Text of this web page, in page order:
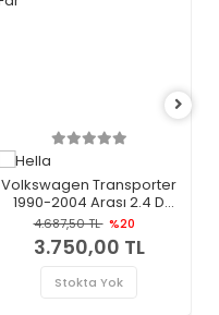
Volkswagen Transporter
1990-2004 Arası 2.4 D
Syncro, 2.5 Syncro, 1.9 TD,
2.5, 1.9 D, 1.8, 2.4 D, 2.0 Sağ
Hella Marka Far
4.687,50 TL %20
3.750,00 TL
Stokta Yok